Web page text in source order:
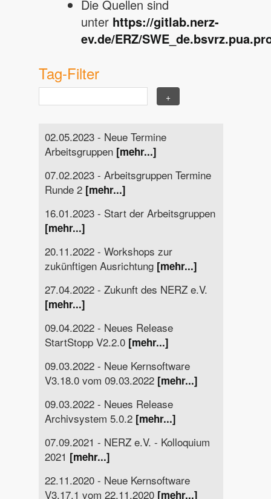
Die Quellen sind
unter https://gitlab.nerz-
ev.de/ERZ/
Tag-Filter
02.05.2023 - Neue Termine
Arbeitsgruppen [mehr...]
07.02.2023 - Arbeitsgruppen Termine
Runde 2 [mehr...]
16.01.2023 - Start der Arbeitsgruppen
[mehr...]
20.11.2022 - Workshops zur
zukünftigen Ausrichtung [mehr...]
27.04.2022 - Zukunft des NERZ e.V.
[mehr...]
09.04.2022 - Neues Release
StartStopp V2.2.0 [mehr...]
09.03.2022 - Neue Kernsoftware
V3.18.0 vom 09.03.2022 [mehr...]
09.03.2022 - Neues Release
Archivsystem 5.0.2 [mehr...]
07.09.2021 - NERZ e.V. - Kolloquium
2021 [mehr...]
22.11.2020 - Neue Kernsoftware
V3.17.1 vom 22.11.2020 [mehr...]